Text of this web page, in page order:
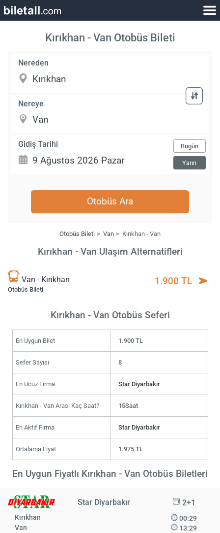
Kırıkhan - Van Otobüs Bileti
Nereden
Nereye
Gidiş Tarihi Bugün
Yarın
Otobüs Ara
Otobüs Bileti Van Kırıkhan - Van
Kırıkhan - Van Ulaşım Alternatifleri
Van - Kırıkhan
Otobüs Bileti
1.900 TL
Kırıkhan - Van Otobüs Seferi
En Uygun Bilet 1.900 TL
Sefer Sayısı 8
En Ucuz Firma Star Diyarbakır
Kırıkhan - Van Arası Kaç Saat? 15Saat
En Aktif Firma Star Diyarbakır
Ortalama Fiyat 1.975 TL
En Uygun Fiyatlı Kırıkhan - Van Otobüs Biletleri
Star Diyarbakır 2+1
Kırıkhan
Van
00:29
13:29